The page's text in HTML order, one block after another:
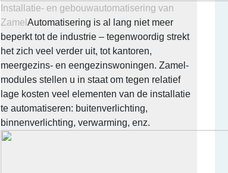
Installatie- en gebouwautomatisering van
Zamel Automatisering is al lang niet meer
beperkt tot de industrie – tegenwoordig strekt
het zich veel verder uit, tot kantoren,
meergezins- en eengezinswoningen. Zamel-
modules stellen u in staat om tegen relatief
lage kosten veel elementen van de installatie
te automatiseren: buitenverlichting,
binnenverlichting, verwarming, enz.